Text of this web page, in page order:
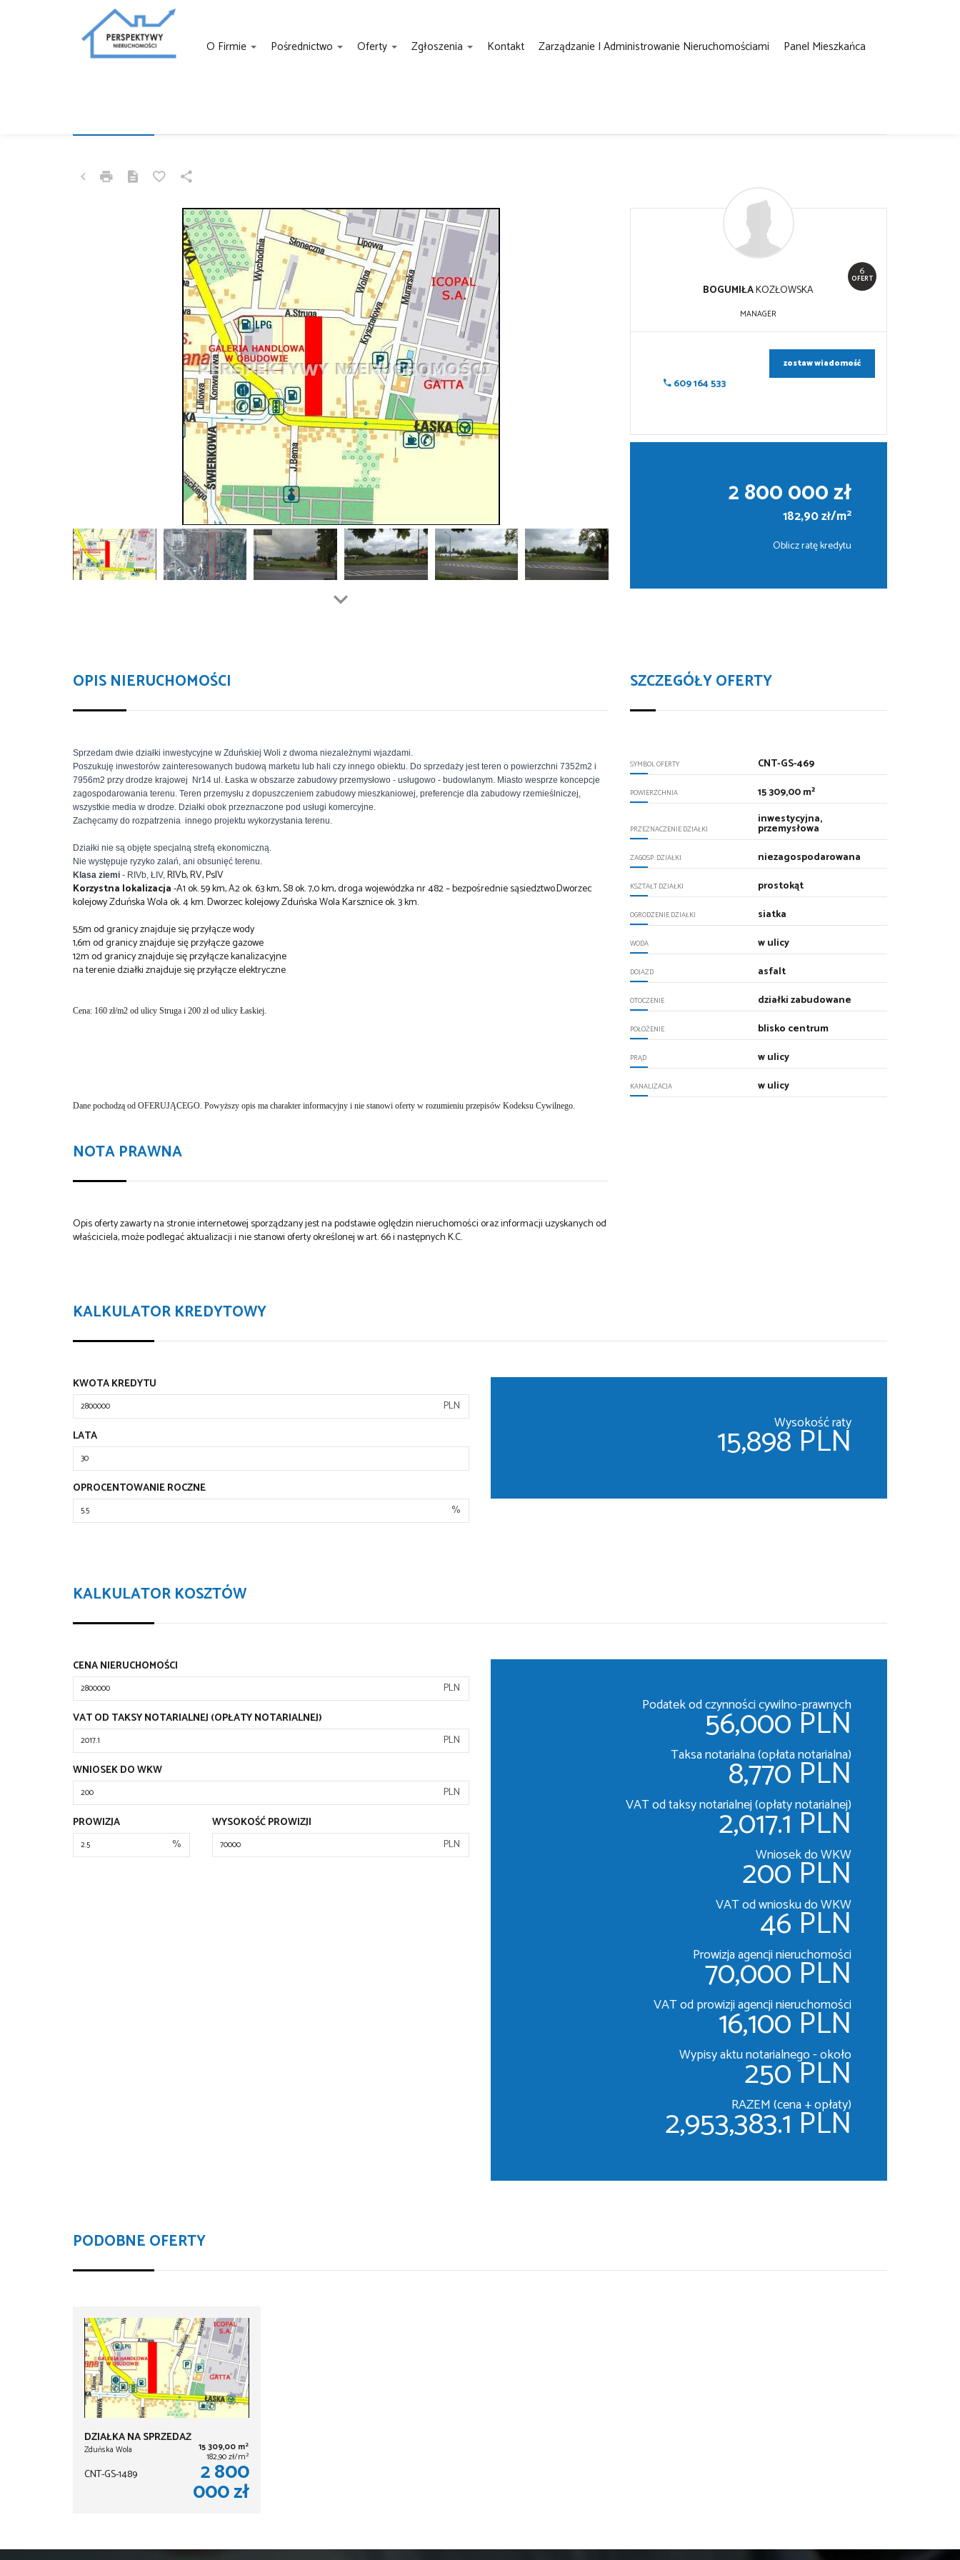
O Firmie Pośrednictwo Oferty Zgłoszenia Kontakt Zarządzanie I Administrowanie Nieruchomościami Panel Mieszkańca
6
OFERT
BOGUMIŁAKOZŁOWSKA
MANAGER
609 164 533
zostaw wiadomość
2 800 000 zł
182,90 zł/m2
Oblicz ratę kredytu
OPIS NIERUCHOMOŚCI
Sprzedam dwie działki inwestycyjne w Zduńskiej Woli z dwoma niezależnymi wjazdami.
Poszukuję inwestorów zainteresowanych budową marketu lub hali czy innego obiektu. Do sprzedaży jest teren o powierzchni 7352m2 i
7956m2 przy drodze krajowej Nr14 ul. Łaska w obszarze zabudowy przemysłowo - usługowo - budowlanym. Miasto wesprze koncepcje
zagospodarowania terenu. Teren przemysłu z dopuszczeniem zabudowy mieszkaniowej, preferencje dla zabudowy rzemieślniczej,
wszystkie media w drodze. Działki obok przeznaczone pod usługi komercyjne.
Zachęcamy do rozpatrzenia innego projektu wykorzystania terenu.
Działki nie są objęte specjalną strefą ekonomiczną.
Nie występuje ryzyko zalań, ani obsunięć terenu.
Klasa ziemi - RIVb, ŁIV, RIVb, RV, PsIV
Korzystna lokalizacja-A1 ok. 59 km, A2 ok. 63 km, S8 ok. 7,0 km, droga wojewódzka nr 482 – bezpośrednie sąsiedztwo.Dworzec
kolejowy Zduńska Wola ok. 4 km. Dworzec kolejowy Zduńska Wola Karsznice ok. 3 km.
5,5m od granicy znajduje się przyłącze wody
1,6m od granicy znajduje się przyłącze gazowe
12m od granicy znajduje się przyłącze kanalizacyjne
na terenie działki znajduje się przyłącze elektryczne
Cena: 160 zł/m2 od ulicy Struga i 200 zł od ulicy Łaskiej.
Dane pochodzą od OFERUJĄCEGO. Powyższy opis ma charakter informacyjny i nie stanowi oferty w rozumieniu przepisów Kodeksu Cywilnego.
NOTA PRAWNA
Opis oferty zawarty na stronie internetowej sporządzany jest na podstawie oględzin nieruchomości oraz informacji uzyskanych od
właściciela, może podlegać aktualizacji i nie stanowi oferty określonej w art. 66 i następnych K.C.
SZCZEGÓŁY OFERTY
SYMBOL OFERTY CNT-GS-469
POWIERZCHNIA 15 309,00 m²
PRZEZNACZENIE DZIAŁKI
inwestycyjna,
przemysłowa
ZAGOSP. DZIAŁKI niezagospodarowana
KSZTAŁT DZIAŁKI prostokąt
OGRODZENIE DZIAŁKI siatka
WODA w ulicy
DOJAZD asfalt
OTOCZENIE działki zabudowane
POŁOŻENIE blisko centrum
PRĄD w ulicy
KANALIZACJA w ulicy
KALKULATOR KREDYTOWY
KWOTA KREDYTU
PLN
LATA
OPROCENTOWANIE ROCZNE
%
Wysokość raty
15,898 PLN
KALKULATOR KOSZTÓW
CENA NIERUCHOMOŚCI
PLN
VAT OD TAKSY NOTARIALNEJ (OPŁATY NOTARIALNEJ)
PLN
WNIOSEK DO WKW
PLN
PROWIZJA
%
WYSOKOŚĆ PROWIZJI
PLN
Podatek od czynności cywilno-prawnych
56,000 PLN
Taksa notarialna (opłata notarialna)
8,770 PLN
VAT od taksy notarialnej (opłaty notarialnej)
2,017.1 PLN
Wniosek do WKW
200 PLN
VAT od wniosku do WKW
46 PLN
Prowizja agencji nieruchomości
70,000 PLN
VAT od prowizji agencji nieruchomości
16,100 PLN
Wypisy aktu notarialnego - około
250 PLN
RAZEM (cena + opłaty)
2,953,383.1 PLN
PODOBNE OFERTY
DZIAŁKA NA SPRZEDAŻ
Zduńska Wola 15 309,00 m2
182,90 zł/m2
CNT-GS-1489 2 800
000 zł